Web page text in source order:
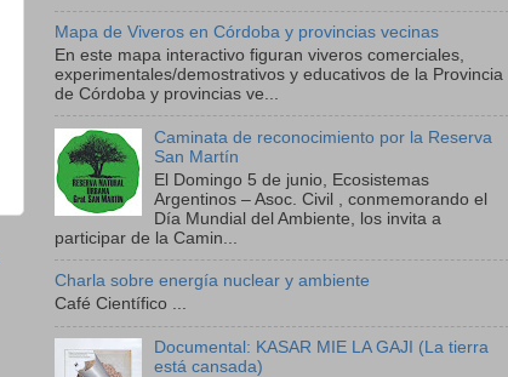
Mapa de Viveros en Córdoba y provincias vecinas
En este mapa interactivo figuran viveros comerciales,
experimentales/demostrativos y educativos de la Provincia
de Córdoba y provincias ve...
Caminata de reconocimiento por la Reserva
San Martín
El Domingo 5 de junio, Ecosistemas
Argentinos – Asoc. Civil , conmemorando el
Día Mundial del Ambiente, los invita a
participar de la Camin...
Charla sobre energía nuclear y ambiente
Café Científico ...
Documental: KASAR MIE LA GAJI (La tierra
está cansada)